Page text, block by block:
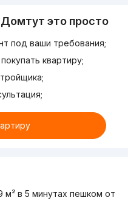
Домтут это просто
под ваши требования;
квартиру;
в 5 минутах пешком от